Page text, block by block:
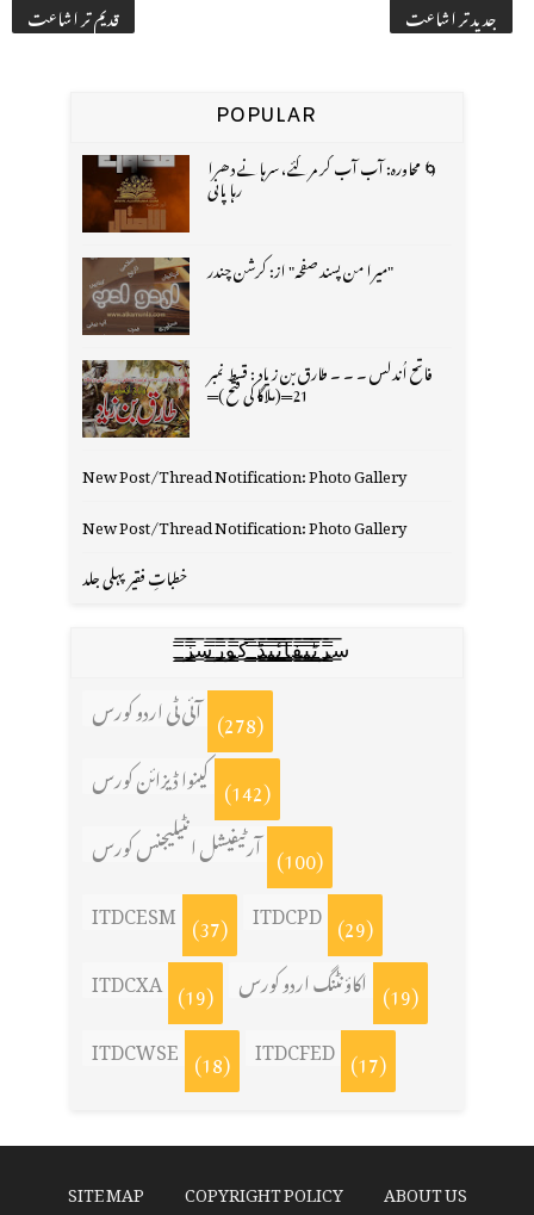
جدید تر اشاعت قدیم تر اشاعت
POPULAR
🌀 محاورہ: آب آب کر مر گئے، سرہانے دھرا
رہا پانی
"میرا من پسند صفحہ" از: کرشن چندر
فاتح اُندلس ۔ ۔ ۔ طارق بن زیاد : قسط نمبر
21═(ملاگا کی فتح )═
New Post/Thread Notification: Photo Gallery
New Post/Thread Notification: Photo Gallery
خطباتِ فقیر پہلی جلد
س̳̿͟͞ر̳̿͟͞ٹ̳̿͟͞ی̳̿͟͞ف̳̿͟͞ا̳̿͟͞ي̳̳̿ٔ̿͟͟͞͞ی̳̿͟͞ڈ̳̿͟͞ ̳̿͟͞ک̳̿͟͞و̳̿͟͞ر̳̿͟͞س̳̿͟͞ز̳̿͟͞
آئی ٹی اردو کورس (278)
کینوا ڈیزائن کورس (142)
آرٹیفیشل انٹیلیجنس کورس (100)
ITDCESM (37) ITDCPD (29)
ITDCXA (19) اکاؤنٹنگ اردو کورس (19)
ITDCWSE (18) ITDCFED (17)
ABOUT US
COPYRIGHT POLICY
SITE MAP